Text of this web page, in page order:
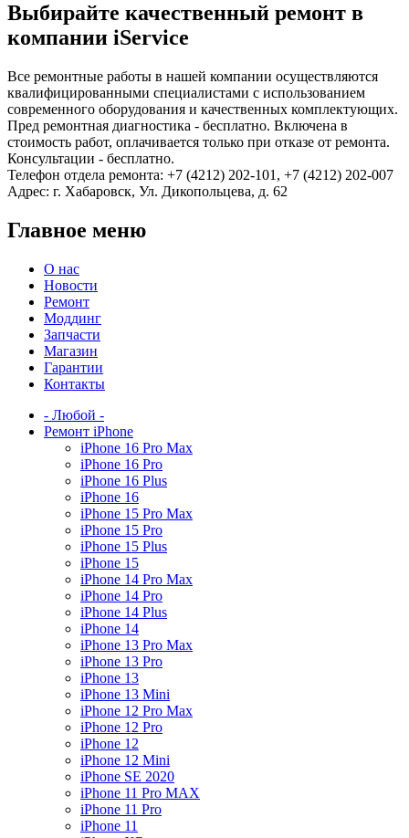
Выбирайте качественный ремонт в
компании iService
Все ремонтные работы в нашей компании осуществляются
квалифицированными специалистами с использованием
современного оборудования и качественных комплектующих.
Пред ремонтная диагностика - бесплатно. Включена в
стоимость работ, оплачивается только при отказе от ремонта.
Консультации - бесплатно.
Телефон отдела ремонта: +7 (4212) 202-101, +7 (4212) 202-007
Адрес: г. Хабаровск, Ул. Дикопольцева, д. 62
Главное меню
О нас
Новости
Ремонт
Моддинг
Запчасти
Магазин
Гарантии
Контакты
- Любой -
Ремонт iPhone
iPhone 16 Pro Max
iPhone 16 Pro
iPhone 16 Plus
iPhone 16
iPhone 15 Pro Max
iPhone 15 Pro
iPhone 15 Plus
iPhone 15
iPhone 14 Pro Max
iPhone 14 Pro
iPhone 14 Plus
iPhone 14
iPhone 13 Pro Max
iPhone 13 Pro
iPhone 13
iPhone 13 Mini
iPhone 12 Pro Max
iPhone 12 Pro
iPhone 12
iPhone 12 Mini
iPhone SE 2020
iPhone 11 Pro MAX
iPhone 11 Pro
iPhone 11